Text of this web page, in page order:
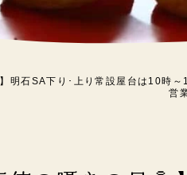
】明石SA下り･上り常設屋台は10
営